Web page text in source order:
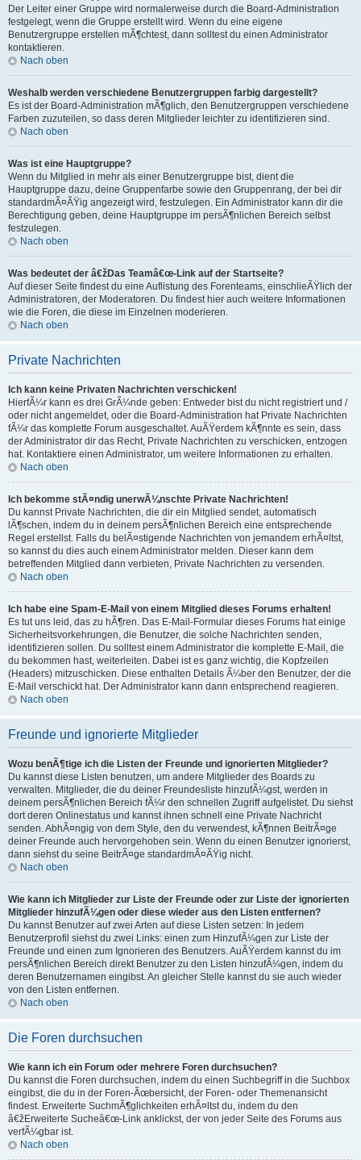
Der Leiter einer Gruppe wird normalerweise durch die Board-Administration
festgelegt, wenn die Gruppe erstellt wird. Wenn du eine eigene
Benutzergruppe erstellen mÃ¶chtest, dann solltest du einen Administrator
kontaktieren.
Nach oben
Weshalb werden verschiedene Benutzergruppen farbig dargestellt?
Es ist der Board-Administration mÃ¶glich, den Benutzergruppen verschiedene
Farben zuzuteilen, so dass deren Mitglieder leichter zu identifizieren sind.
Nach oben
Was ist eine Hauptgruppe?
Wenn du Mitglied in mehr als einer Benutzergruppe bist, dient die
Hauptgruppe dazu, deine Gruppenfarbe sowie den Gruppenrang, der bei dir
standardmÃ¤ÃŸig angezeigt wird, festzulegen. Ein Administrator kann dir die
Berechtigung geben, deine Hauptgruppe im persÃ¶nlichen Bereich selbst
festzulegen.
Nach oben
Was bedeutet der â€žDas Teamâ€œ-Link auf der Startseite?
Auf dieser Seite findest du eine Auflistung des Forenteams, einschlieÃŸlich der
Administratoren, der Moderatoren. Du findest hier auch weitere Informationen
wie die Foren, die diese im Einzelnen moderieren.
Nach oben
Private Nachrichten
Ich kann keine Privaten Nachrichten verschicken!
HierfÃ¼r kann es drei GrÃ¼nde geben: Entweder bist du nicht registriert und /
oder nicht angemeldet, oder die Board-Administration hat Private Nachrichten
fÃ¼r das komplette Forum ausgeschaltet. AuÃŸerdem kÃ¶nnte es sein, dass
der Administrator dir das Recht, Private Nachrichten zu verschicken, entzogen
hat. Kontaktiere einen Administrator, um weitere Informationen zu erhalten.
Nach oben
Ich bekomme stÃ¤ndig unerwÃ¼nschte Private Nachrichten!
Du kannst Private Nachrichten, die dir ein Mitglied sendet, automatisch
lÃ¶schen, indem du in deinem persÃ¶nlichen Bereich eine entsprechende
Regel erstellst. Falls du belÃ¤stigende Nachrichten von jemandem erhÃ¤ltst,
so kannst du dies auch einem Administrator melden. Dieser kann dem
betreffenden Mitglied dann verbieten, Private Nachrichten zu versenden.
Nach oben
Ich habe eine Spam-E-Mail von einem Mitglied dieses Forums erhalten!
Es tut uns leid, das zu hÃ¶ren. Das E-Mail-Formular dieses Forums hat einige
Sicherheitsvorkehrungen, die Benutzer, die solche Nachrichten senden,
identifizieren sollen. Du solltest einem Administrator die komplette E-Mail, die
du bekommen hast, weiterleiten. Dabei ist es ganz wichtig, die Kopfzeilen
(Headers) mitzuschicken. Diese enthalten Details Ã¼ber den Benutzer, der die
E-Mail verschickt hat. Der Administrator kann dann entsprechend reagieren.
Nach oben
Freunde und ignorierte Mitglieder
Wozu benÃ¶tige ich die Listen der Freunde und ignorierten Mitglieder?
Du kannst diese Listen benutzen, um andere Mitglieder des Boards zu
verwalten. Mitglieder, die du deiner Freundesliste hinzufÃ¼gst, werden in
deinem persÃ¶nlichen Bereich fÃ¼r den schnellen Zugriff aufgelistet. Du siehst
dort deren Onlinestatus und kannst ihnen schnell eine Private Nachricht
senden. AbhÃ¤ngig von dem Style, den du verwendest, kÃ¶nnen BeitrÃ¤ge
deiner Freunde auch hervorgehoben sein. Wenn du einen Benutzer ignorierst,
dann siehst du seine BeitrÃ¤ge standardmÃ¤ÃŸig nicht.
Nach oben
Wie kann ich Mitglieder zur Liste der Freunde oder zur Liste der ignorierten
Mitglieder hinzufÃ¼gen oder diese wieder aus den Listen entfernen?
Du kannst Benutzer auf zwei Arten auf diese Listen setzen: In jedem
Benutzerprofil siehst du zwei Links: einen zum HinzufÃ¼gen zur Liste der
Freunde und einen zum Ignorieren des Benutzers. AuÃŸerdem kannst du im
persÃ¶nlichen Bereich direkt Benutzer zu den Listen hinzufÃ¼gen, indem du
deren Benutzernamen eingibst. An gleicher Stelle kannst du sie auch wieder
von den Listen entfernen.
Nach oben
Die Foren durchsuchen
Wie kann ich ein Forum oder mehrere Foren durchsuchen?
Du kannst die Foren durchsuchen, indem du einen Suchbegriff in die Suchbox
eingibst, die du in der Foren-Ãœbersicht, der Foren- oder Themenansicht
findest. Erweiterte SuchmÃ¶glichkeiten erhÃ¤ltst du, indem du den
â€žErweiterte Sucheâ€œ-Link anklickst, der von jeder Seite des Forums aus
verfÃ¼gbar ist.
Nach oben